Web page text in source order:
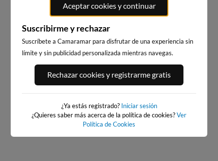
PLAYA DE LA GRAVA
108km · Xàbia-Jávea
0.1 m CHOPI
PORT ANDRATX
Aceptar cookies y continuar
Suscribirme y rechazar
Suscríbete a Camaramar para disfrutar de una experiencia sin
límite y sin publicidad personalizada mientras navegas.
Rechazar cookies y registrarme gratis
¿Ya estás registrado? Iniciar sesión
¿Quieres saber más acerca de la política de cookies?Ver
Política de Cookies